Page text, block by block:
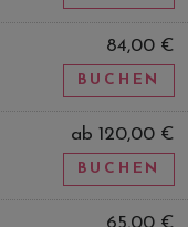
84,00 €
BUCHEN
ab 120,00 €
BUCHEN
65,00 €